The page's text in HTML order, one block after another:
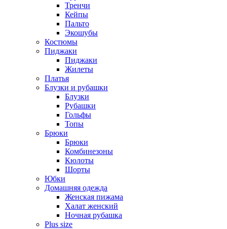
Тренчи
Кейпы
Пальто
Экошубы
Костюмы
Пиджаки
Пиджаки
Жилеты
Платья
Блузки и рубашки
Блузки
Рубашки
Гольфы
Топы
Брюки
Брюки
Комбинезоны
Кюлоты
Шорты
Юбки
Домашняя одежда
Женская пижама
Халат женский
Ночная рубашка
Plus size